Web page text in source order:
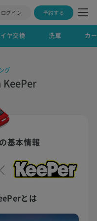
ログイン 予約する
ヤ交換 洗車 カ
グ
基本情報
とは